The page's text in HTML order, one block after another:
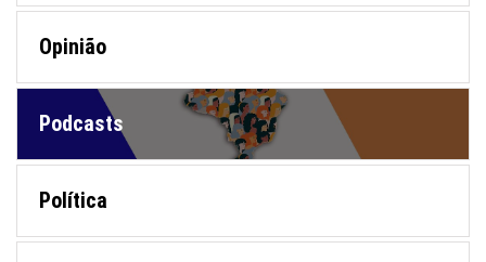
Opinião
Podcasts
Política